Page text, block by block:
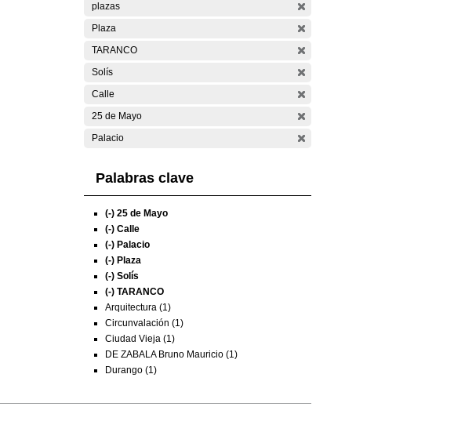
plazas
Plaza
TARANCO
Solís
Calle
25 de Mayo
Palacio
Palabras clave
(-) 25 de Mayo
(-) Calle
(-) Palacio
(-) Plaza
(-) Solís
(-) TARANCO
Arquitectura (1)
Circunvalación (1)
Ciudad Vieja (1)
DE ZABALA Bruno Mauricio (1)
Durango (1)